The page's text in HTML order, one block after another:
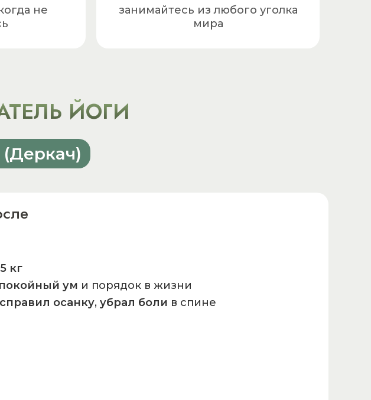
не
занимайтесь из любого уголка
мира
ЙОГИ
кг
ум и порядок в жизни
осанку, убрал боли в спине